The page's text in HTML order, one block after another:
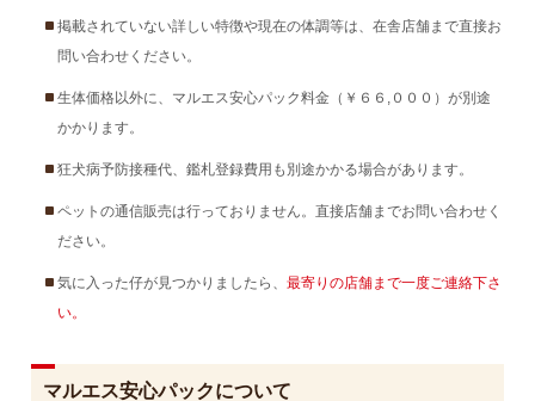
掲載されていない詳しい特徴や現在の体調等は、在舎店舗まで直接お
問い合わせください。
生体価格以外に、マルエス安心パック料金（￥６６,０００）が別途
かかります。
狂犬病予防接種代、鑑札登録費用も別途かかる場合があります。
ペットの通信販売は行っておりません。直接店舗までお問い合わせく
ださい。
気に入った仔が見つかりましたら、 最寄りの店舗まで一度ご連絡下さ
い。
マルエス安心パックについて